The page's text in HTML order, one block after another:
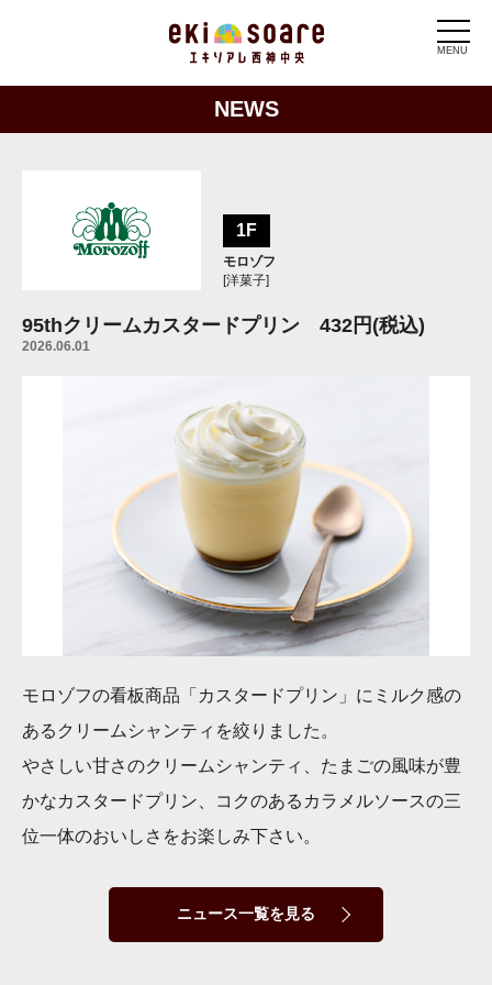
MENU
NEWS
95thクリームカスタードプリン 432円(税込)
2026.06.01
モロゾフの看板商品「カスタードプリン」にミルク感の
あるクリームシャンティを絞りました。
やさしい甘さのクリームシャンティ、たまごの風味が豊
かなカスタードプリン、コクのあるカラメルソースの三
位一体のおいしさをお楽しみ下さい。
ニュース一覧を見る
1F
モロゾフ
[洋菓子]